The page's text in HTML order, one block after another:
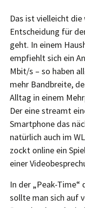
Das ist vielleicht
Entscheidung für
geht. In einem
empfiehlt sich ein
Mbit/s – so haben
mehr Bandbreite,
Alltag in einem
Der eine streamt
Smartphone das
natürlich auch im
zockt online ein
einer
In der „Peak-Time“
sollte man sich auf